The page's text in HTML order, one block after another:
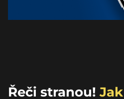
Řeči stranou!Jak